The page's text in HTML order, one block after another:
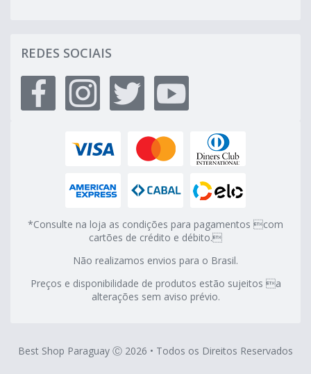
REDES SOCIAIS
*Consulte na loja as condições para pagamentos com
cartões de crédito e débito.
Não realizamos envios para o Brasil.
Preços e disponibilidade de produtos estão sujeitos a
alterações sem aviso prévio.
Best Shop Paraguay Ⓒ 2026 • Todos os Direitos Reservados